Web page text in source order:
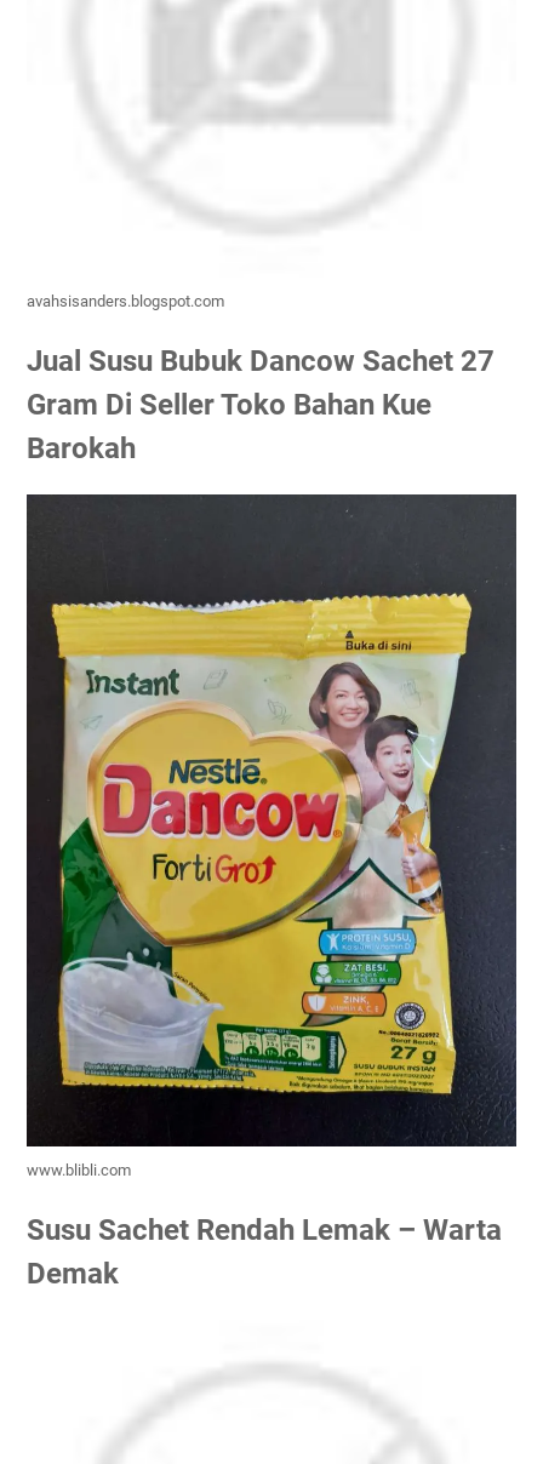
avahsisanders.blogspot.com
Jual Susu Bubuk Dancow Sachet 27
Gram Di Seller Toko Bahan Kue
Barokah
www.blibli.com
Susu Sachet Rendah Lemak – Warta
Demak